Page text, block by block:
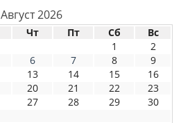
Август 2026
Чт Пт Сб
Вс
1
2
6 7 8
9
13 14 15
16
20 21 22
23
27 28 29
30